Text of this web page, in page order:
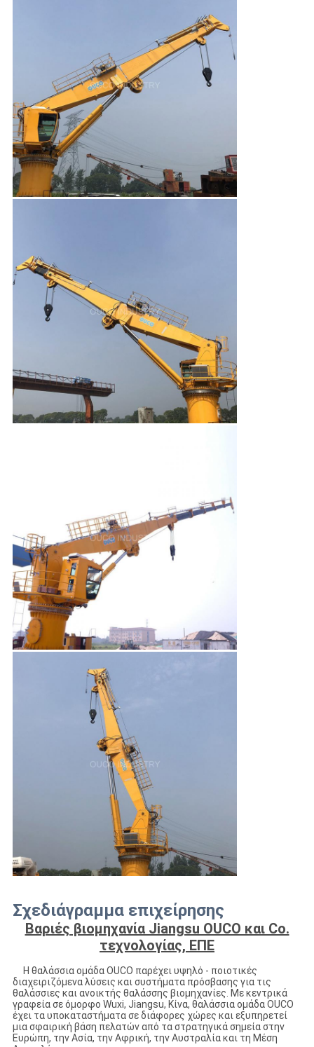
Σχεδιάγραμμα επιχείρησης
Βαριές βιομηχανία Jiangsu OUCO και Co.
τεχνολογίας, ΕΠΕ
Η θαλάσσια ομάδα OUCO παρέχει υψηλό - ποιοτικές
διαχειριζόμενα λύσεις και συστήματα πρόσβασης για τις
θαλάσσιες και ανοικτής θαλάσσης βιομηχανίες. Με κεντρικά
γραφεία σε όμορφο Wuxi, Jiangsu, Κίνα, θαλάσσια ομάδα OUCO
έχει τα υποκαταστήματα σε διάφορες χώρες και εξυπηρετεί
μια σφαιρική βάση πελατών από τα στρατηγικά σημεία στην
Ευρώπη, την Ασία, την Αφρική, την Αυστραλία και τη Μέση